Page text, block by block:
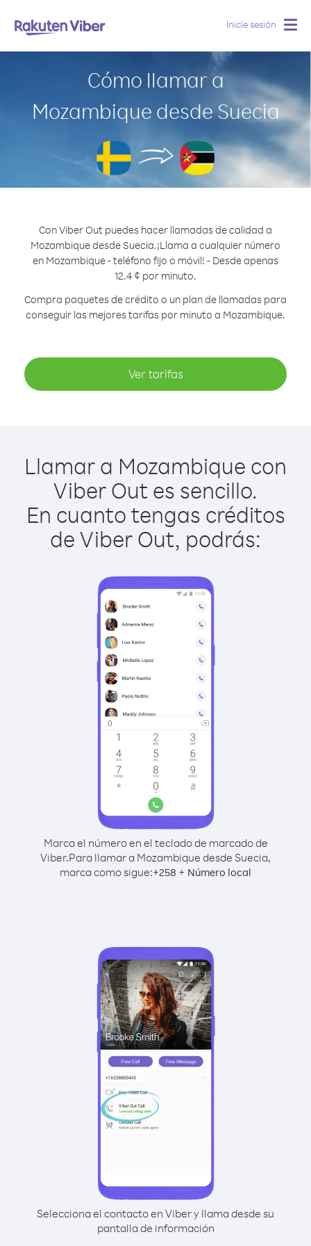
Inicie sesión
Cómo llamar a
Mozambique desde Suecia
Con Viber Out puedes hacer llamadas de calidad a
Mozambique desde Suecia.¡Llama a cualquier número
en Mozambique - teléfono fijo o móvil! - Desde apenas
12.4 ¢ por minuto.
Compra paquetes de crédito o un plan de llamadas para
conseguir las mejores tarifas por minuto a Mozambique.
Ver tarifas
Llamar a Mozambique con
Viber Out es sencillo.
En cuanto tengas créditos
de Viber Out, podrás:
Marca el número en el teclado de marcado de
Viber.Para llamar a Mozambique desde Suecia,
marca como sigue:+258 + Número local
Selecciona el contacto en Viber y llama desde su
pantalla de información